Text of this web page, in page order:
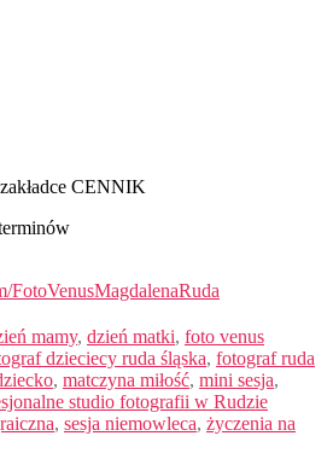
CENNIK
FotoVenusMagdalenaRuda
mamy, dzień matki, foto venus
dzieciecy ruda śląska, fotograf ruda
, matczyna miłość, mini sesja,
studio fotografii w Rudzie
, sesja niemowleca, życzenia na